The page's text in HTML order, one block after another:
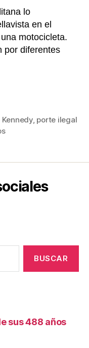
lo
en el
motocicleta.
por diferentes
, porte ilegal
sus 488 años